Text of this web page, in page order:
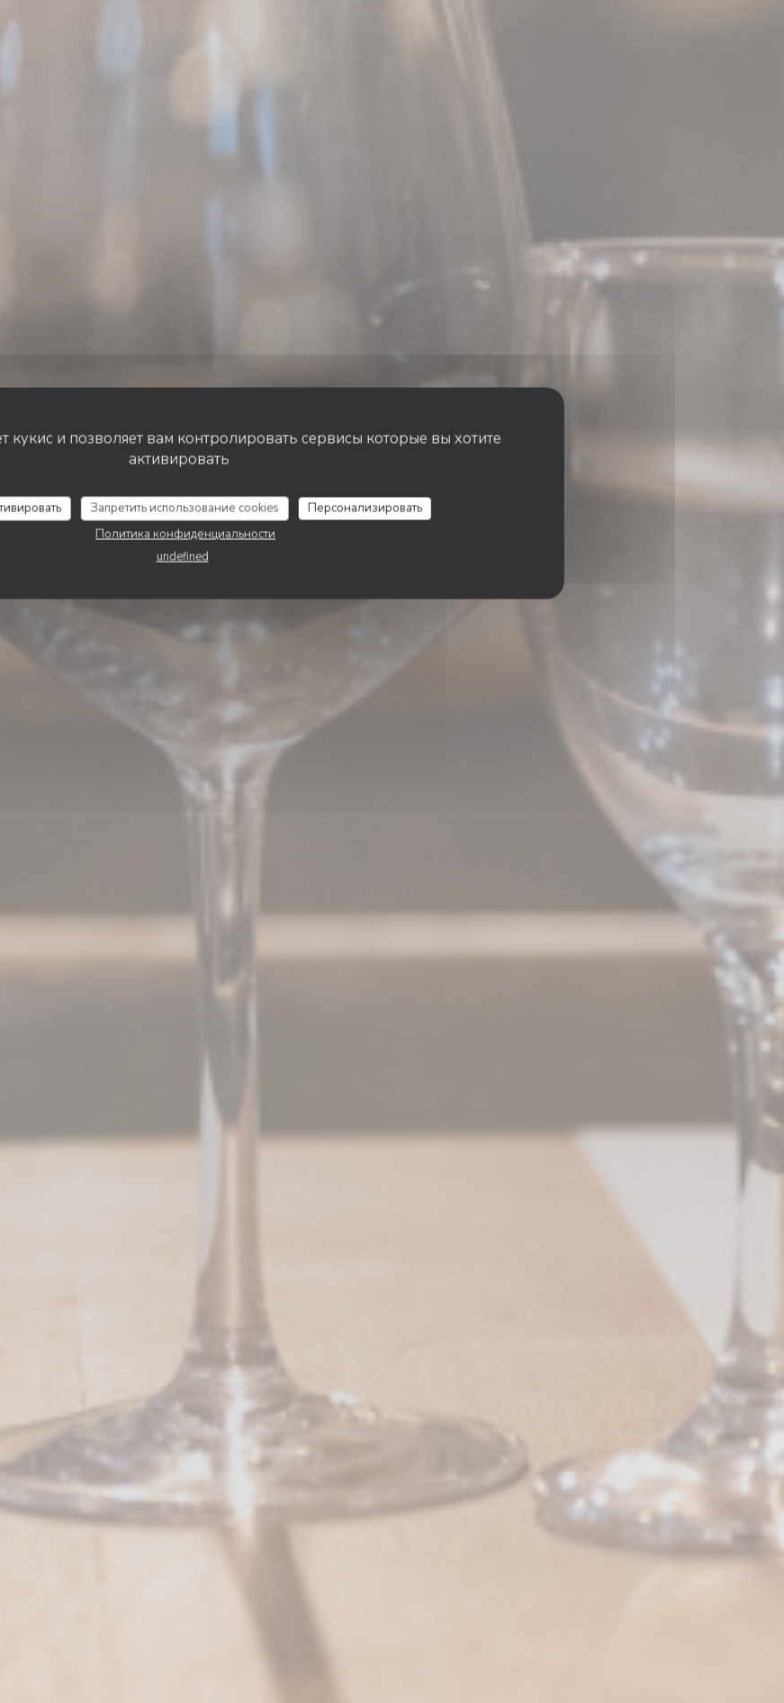
кукис и позволяет вам контролировать сервисы которые вы хотите
активировать
Запретить использование cookies
Персонализировать
Политика конфиденциальности
undefined
ПАБ• TOURS
LE CHIEN FOU
LE CHIEN FOU